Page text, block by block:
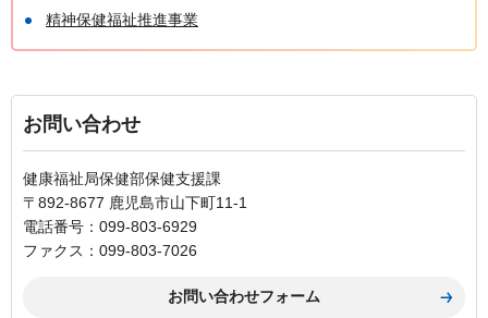
精神保健福祉推進事業
お問い合わせ
健康福祉局保健部保健支援課
〒892-8677 鹿児島市山下町11-1
電話番号：099-803-6929
ファクス：099-803-7026